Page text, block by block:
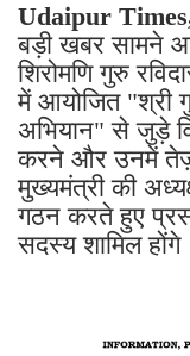
Udaipur
बड़ी खबर सामने आ
शिरोमणि गुरु
में आयोजित "श्री
अभियान" से जुड़े
करने और उनमें
मुख्यमंत्री की
गठन करते हुए
सदस्य शामिल